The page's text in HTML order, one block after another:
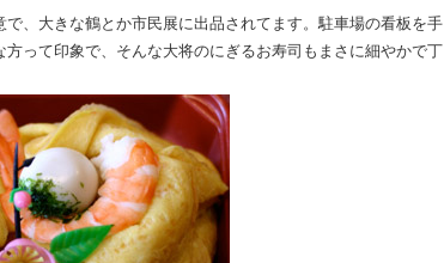
、大きな鶴とか市民展に出品されてます。駐車場の看板を手
って印象で、そんな大将のにぎるお寿司もまさに細やかで丁